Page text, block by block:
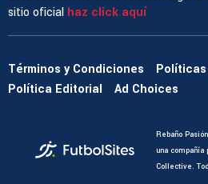
sitio oficial haz click aquí
Términos y Condiciones
Política Editorial
Ad Choices
Rebaño
una
Collective.